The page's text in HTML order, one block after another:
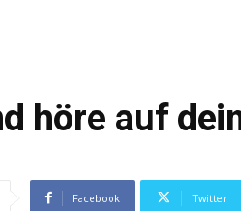
höre auf
Facebook Twitter